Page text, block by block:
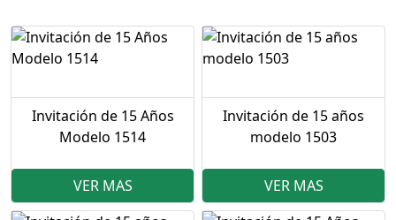
Invitación de 15 Años
Modelo 1514
VER MAS
Invitación de 15 años
modelo 1503
VER MAS